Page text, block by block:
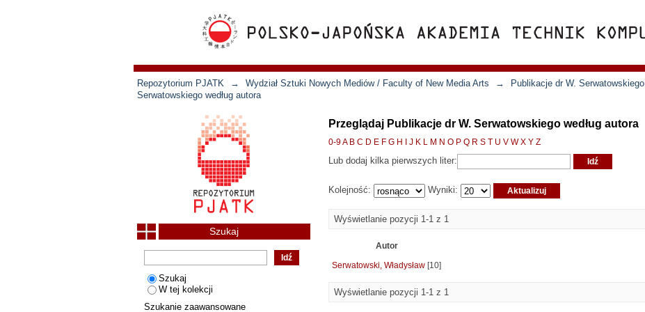
Repozytorium PJATK → Wydział Sztuki Nowych Mediów / Faculty of New Media Arts → Publikacje dr W. Serwatowskiego
Serwatowskiego według autora
Przeglądaj Publikacje dr W. Serwatowskiego według autora
0-9A B C D E F G H J K L M N O P Q R S T U V W X Y Z
Lub dodaj kilka pierwszych liter:
Kolejność: Wyniki:
Wyświetlanie pozycji 1-1 z 1
Autor
Serwatowski, Władysław [10]
Wyświetlanie pozycji 1-1 z 1
Szukaj
Szukaj
W tej kolekcji
Szukanie zaawansowane